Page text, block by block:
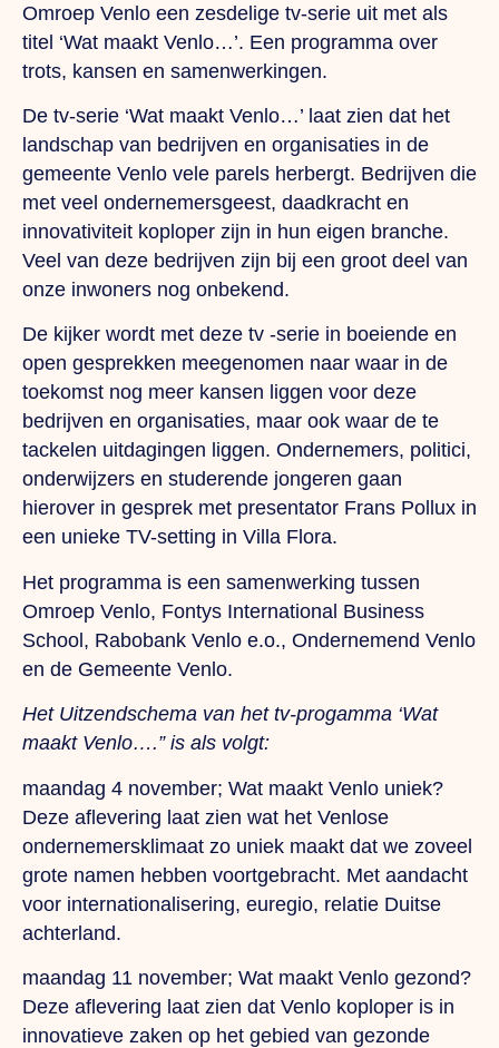
Omroep Venlo een zesdelige tv-serie uit met als
titel ‘Wat maakt Venlo…’. Een programma over
trots, kansen en samenwerkingen.
De tv-serie ‘Wat maakt Venlo…’ laat zien dat het
landschap van bedrijven en organisaties in de
gemeente Venlo vele parels herbergt. Bedrijven die
met veel ondernemersgeest, daadkracht en
innovativiteit koploper zijn in hun eigen branche.
Veel van deze bedrijven zijn bij een groot deel van
onze inwoners nog onbekend.
De kijker wordt met deze tv -serie in boeiende en
open gesprekken meegenomen naar waar in de
toekomst nog meer kansen liggen voor deze
bedrijven en organisaties, maar ook waar de te
tackelen uitdagingen liggen. Ondernemers, politici,
onderwijzers en studerende jongeren gaan
hierover in gesprek met presentator Frans Pollux in
een unieke TV-setting in Villa Flora.
Het programma is een samenwerking tussen
Omroep Venlo, Fontys International Business
School, Rabobank Venlo e.o., Ondernemend Venlo
en de Gemeente Venlo.
Het Uitzendschema van het tv-progamma ‘Wat
maakt Venlo….” is als volgt:
maandag 4 november; Wat maakt Venlo uniek?
Deze aflevering laat zien wat het Venlose
ondernemersklimaat zo uniek maakt dat we zoveel
grote namen hebben voortgebracht. Met aandacht
voor internationalisering, euregio, relatie Duitse
achterland.
maandag 11 november; Wat maakt Venlo gezond?
Deze aflevering laat zien dat Venlo koploper is in
innovatieve zaken op het gebied van gezonde